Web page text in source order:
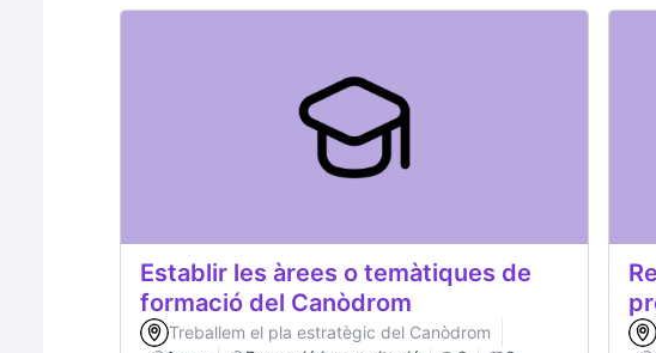
Establir les àrees o temàtiques de
formació del Canòdrom
Treballem el pla estratègic del Canòdrom